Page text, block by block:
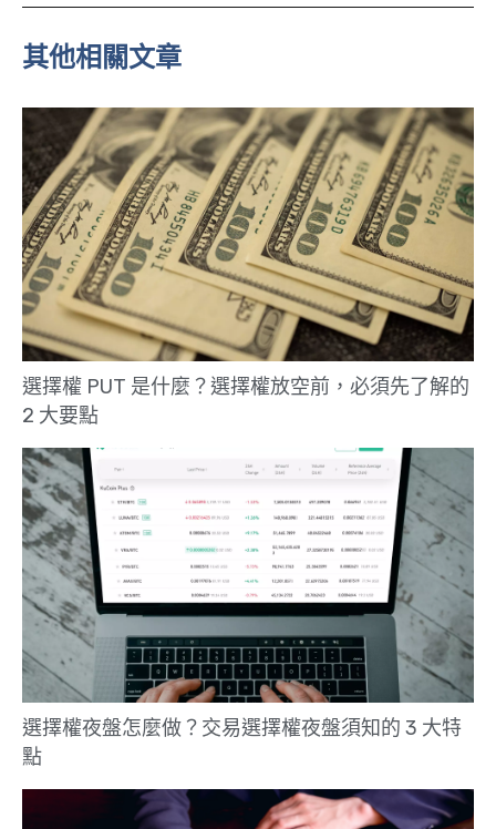
e
其他相關文章
選擇權 PUT 是什麼？選擇權放空前，必須先了解的
2 大要點
選擇權夜盤怎麼做？交易選擇權夜盤須知的 3 大特
點